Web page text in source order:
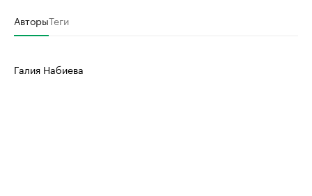
АвторыТеги
Галия Набиева